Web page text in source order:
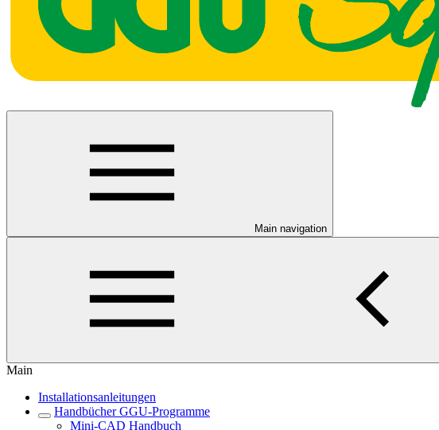
Main navigation
Main
Installationsanleitungen
Handbücher GGU-Programme
Mini-CAD Handbuch